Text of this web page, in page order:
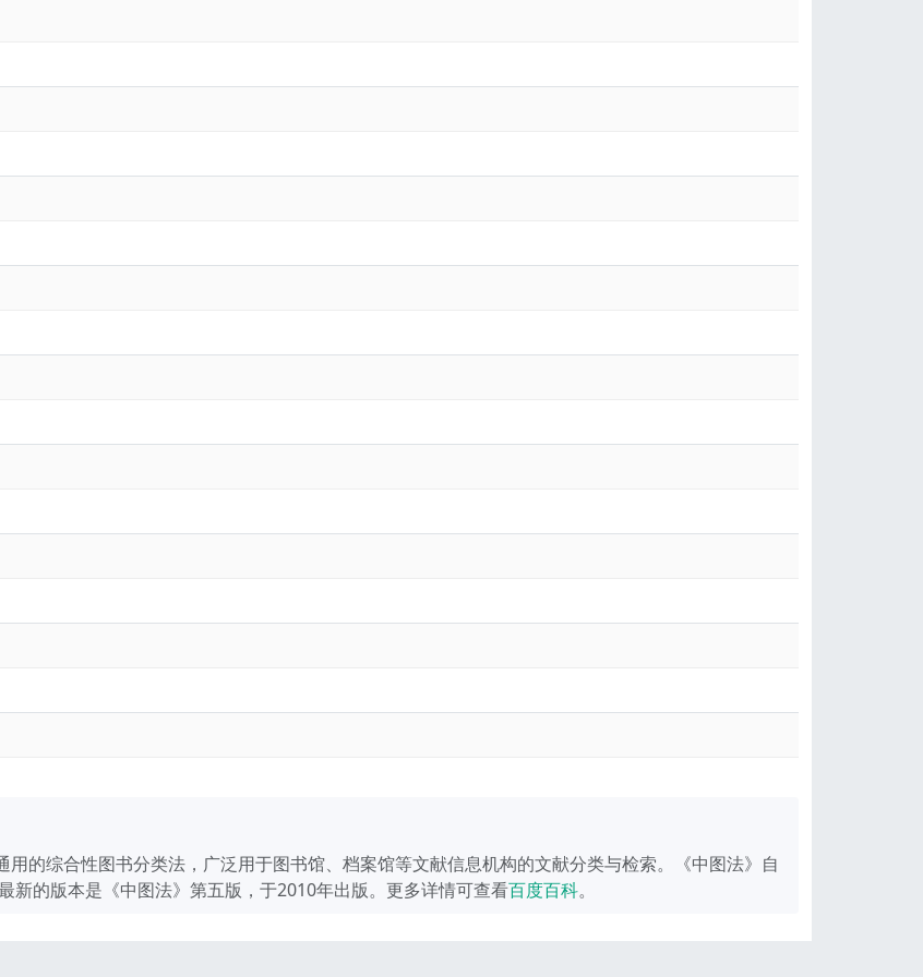
用的综合性图书分类法，广泛用于图书馆、档案馆等文献信息机构的文献分类与检索。《中图法》自
新的版本是《中图法》第五版，于2010年出版。更多详情可查看百度百科。